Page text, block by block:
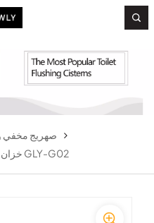
صهريج مخفي
خزان مياه معلق اقتصادي GLY-G02